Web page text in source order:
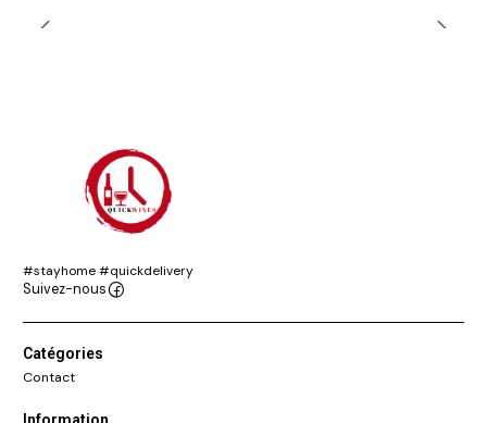
#stayhome #quickdelivery
Suivez-nous
Catégories
Contact
Information